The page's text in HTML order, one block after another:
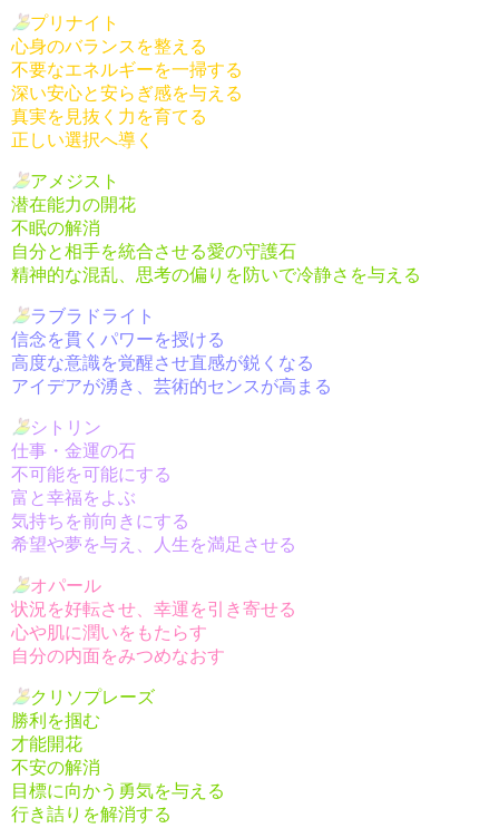
プリナイト
心身のバランスを整える
不要なエネルギーを一掃する
深い安心と安らぎ感を与える
真実を見抜く力を育てる
正しい選択へ導く
アメジスト
潜在能力の開花
不眠の解消
自分と相手を統合させる愛の守護石
精神的な混乱、思考の偏りを防いで冷静さを与える
ラブラドライト
信念を貫くパワーを授ける
高度な意識を覚醒させ直感が鋭くなる
アイデアが湧き、芸術的センスが高まる
シトリン
仕事・金運の石
不可能を可能にする
富と幸福をよぶ
気持ちを前向きにする
希望や夢を与え、人生を満足させる
オパール
状況を好転させ、幸運を引き寄せる
心や肌に潤いをもたらす
自分の内面をみつめなおす
クリソプレーズ
勝利を掴む
才能開花
不安の解消
目標に向かう勇気を与える
行き詰りを解消する